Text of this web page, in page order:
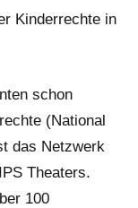
Kinderrechte in
schon
(National
das Netzwerk
Theaters.
100